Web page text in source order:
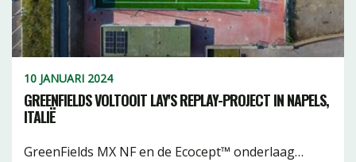
10 JANUARI 2024
GREENFIELDS VOLTOOIT LAY'S REPLAY-PROJECT IN NAPELS,
ITALIË
GreenFields MX NF en de Ecocept™ onderlaag…